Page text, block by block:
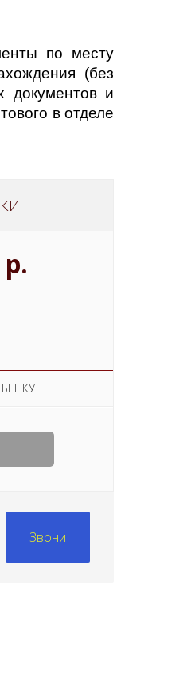
по месту
(без
документов и
в отделе
Звони